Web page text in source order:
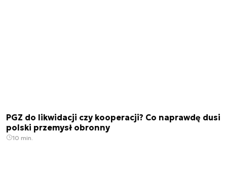
PGZ do likwidacji czy kooperacji? Co naprawdę dusi
polski przemysł obronny
10 min.